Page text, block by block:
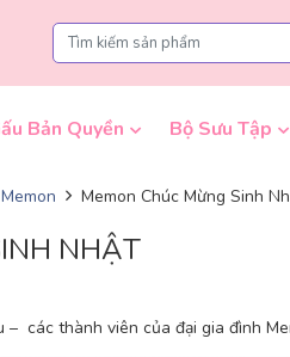
Bản Quyền Bộ Sưu Tập
Memon Chúc Mừng Sinh
NHẬT
các thành viên của đại gia đình